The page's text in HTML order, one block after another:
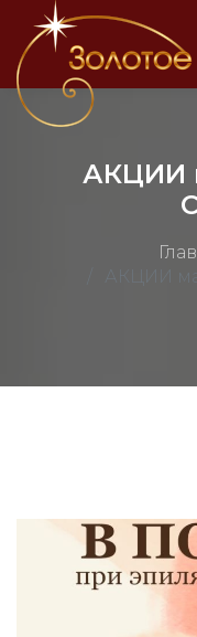
АКЦИИ
АКЦИИ